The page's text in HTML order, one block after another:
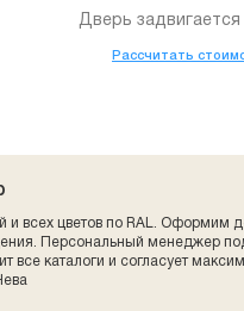
Дверь задвигается
Рассчитать
и всех цветов по RAL. Оформим
Персональный менеджер
все каталоги и согласует